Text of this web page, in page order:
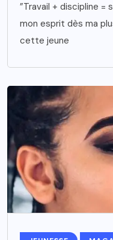
”Travail + discipline =
mon esprit dès ma
cette jeune